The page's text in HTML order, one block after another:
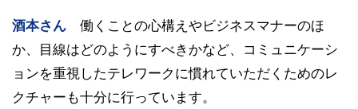
酒本さん
働くことの心構えやビジネスマナーのほ
か、目線はどのようにすべきかなど、コミュニケーシ
ョンを重視したテレワークに慣れていただくためのレ
クチャーも十分に行っています。